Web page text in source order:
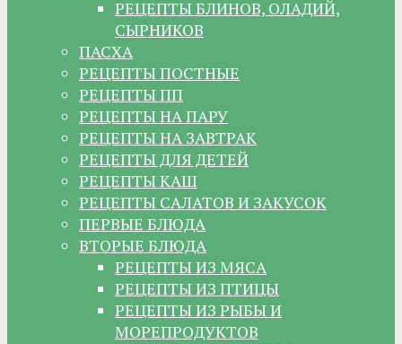
РЕЦЕПТЫ БЛИНОВ, ОЛАДИЙ,
СЫРНИКОВ
ПАСХА
РЕЦЕПТЫ ПОСТНЫЕ
РЕЦЕПТЫ ПП
РЕЦЕПТЫ НА ПАРУ
РЕЦЕПТЫ НА ЗАВТРАК
РЕЦЕПТЫ ДЛЯ ДЕТЕЙ
РЕЦЕПТЫ КАШ
РЕЦЕПТЫ САЛАТОВ И ЗАКУСОК
ПЕРВЫЕ БЛЮДА
ВТОРЫЕ БЛЮДА
РЕЦЕПТЫ ИЗ МЯСА
РЕЦЕПТЫ ИЗ ПТИЦЫ
РЕЦЕПТЫ ИЗ РЫБЫ И
МОРЕПРОДУКТОВ